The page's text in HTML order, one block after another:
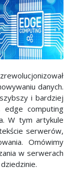
danych.
i bardziej
edge computing
W tym artykule
serwerów,
Omówimy
w serwerach